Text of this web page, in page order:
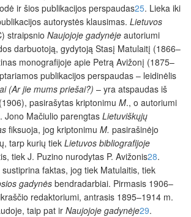
ir šios publikacijos perspaudas25. Lieka iki
autorystės klausimas. Lietuvos
straipsnio Naujojoje gadynėje autoriumi
darbuotoją, gydytoją Stasį Matulaitį (1866–
monografijoje apie Petrą Avižonį (1875–
publikacijos perspaudas – leidinėlis
(Ar jie mums priešai?) – yra atspaudas iš
(1906), pasirašytas kriptonimu M., o autoriumi
. Jono Mačiulio parengtas Lietuviškųjų
fiksuoja, jog kriptonimu M. pasirašinėjo
tarp kurių tiek Lietuvos bibliografijoje
tiek J. Puzino nurodytas P. Avižonis28.
faktas, jog tiek Matulaitis, tiek
gadynėsbendradarbiai. Pirmasis 1906–
redaktoriumi, antrasis 1895–1914 m.
taip pat ir Naujojoje gadynėje29.